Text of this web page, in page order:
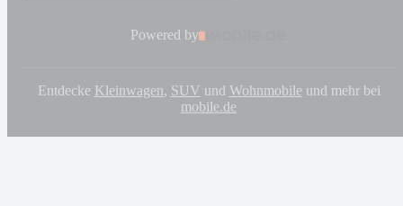
Powered by
Entdecke Kleinwagen, SUV und Wohnmobileund mehr bei
mobile.de